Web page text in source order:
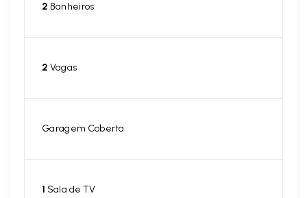
2 Banheiros
2 Vagas
Garagem Coberta
1 Sala de TV